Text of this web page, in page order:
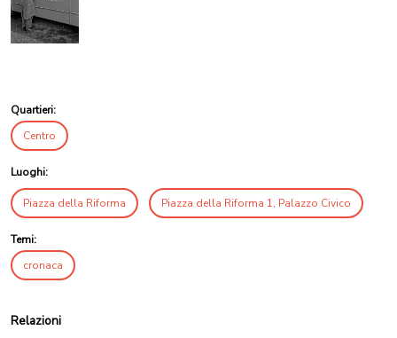
Quartieri:
Centro
Luoghi:
Piazza della Riforma Piazza della Riforma 1, Palazzo Civico
Temi:
cronaca
Relazioni